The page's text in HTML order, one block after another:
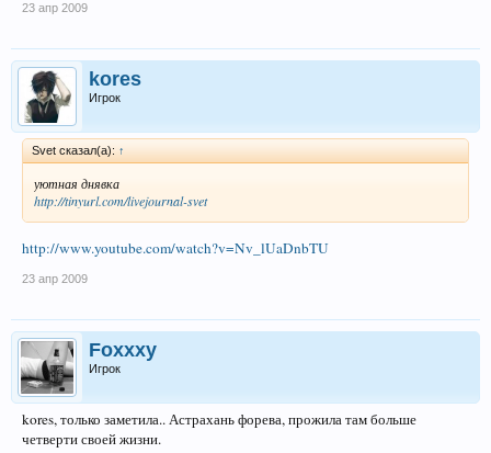
23 апр 2009
kores
Игрок
Svet сказал(а): ↑
уютная днявка
http://tinyurl.com/livejournal-svet
http://www.youtube.com/watch?v=Nv_lUaDnbTU
23 апр 2009
Foxxxy
Игрок
kores, только заметила.. Астрахань форева, прожила там больше
четверти своей жизни.